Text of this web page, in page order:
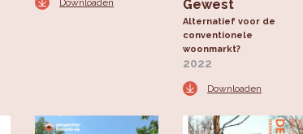
Downloaden
Gewest
Alternatief voor de
conventionele
woonmarkt?
2022
Downloaden